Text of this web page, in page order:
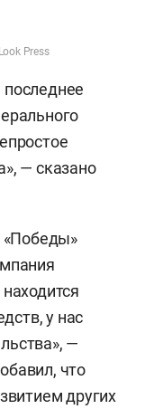
Press
— сказано
«Победы»
у нас
—
что
других